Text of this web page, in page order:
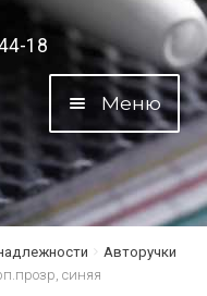
18
Меню
Авторучки
синяя